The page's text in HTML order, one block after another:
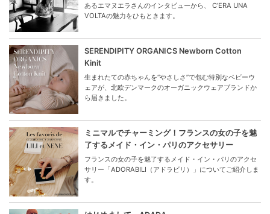
あるエマヌエラさんのインタビューから、 C’ERA UNA
VOLTAの魅力をひもときます。
SERENDIPITY ORGANICS Newborn Cotton
Kinit
生まれたての赤ちゃんを“やさしさ”で包む特別なベビーウ
ェアが、北欧デンマークのオーガニックウェアブランドか
ら届きました。
ミニマルでチャーミング！フランスの女の子を魅
了するメイド・イン・パリのアクセサリー
フランスの女の子を魅了するメイド・イン・パリのアクセ
サリー「ADORABILI（アドラビリ）」についてご紹介しま
す。